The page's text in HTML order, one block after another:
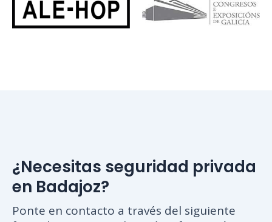
¿Necesitas seguridad privada
en Badajoz?
Ponte en contacto a través del siguiente